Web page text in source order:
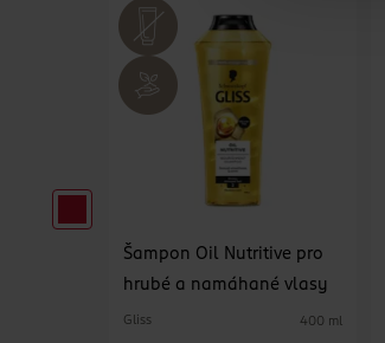
Šampon Oil Nutritive pro
hrubé a namáhané vlasy
Gliss 400 ml